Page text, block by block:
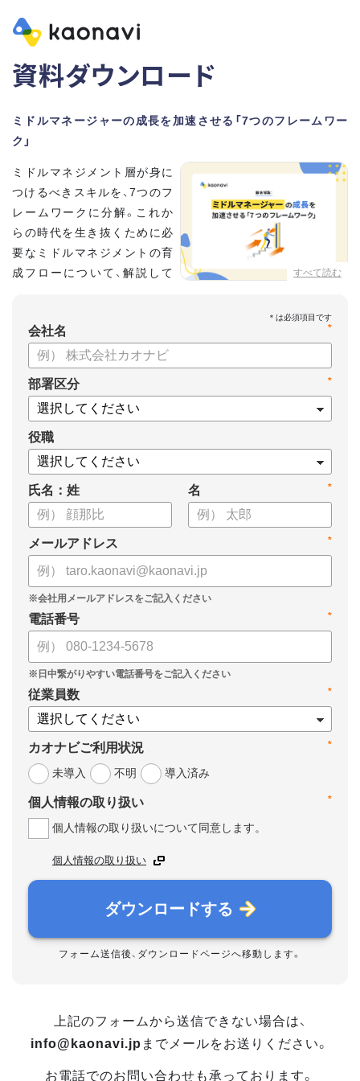
資料ダウンロード
ミドルマネージャーの成長を加速させる「7つのフレームワー
ク」
すべて読む
ミドルマネジメント層が身に
つけるべきスキルを、7つのフ
レームワークに分解。これか
らの時代を生き抜くために必
要なミドルマネジメントの育
成フローについて、解説して
【資料の内容】
・そもそも「マネジメント」とは？
・身につけるべき7つのフレームワーク
・ミドルマネジメント推進上の人事課題
*
会社名
*
部署区分
役職
氏名：姓 *
名
*
メールアドレス
*
電話番号
*
従業員数
*
カオナビご利用状況
未導入
不明 導入済み
*
個人情報の取り扱い
個人情報の取り扱いについて同意します。
個人情報の取り扱い
ダウンロードする
フォーム送信後、ダウンロードページへ移動します。
上記のフォームから送信できない場合は、
info@kaonavi.jp までメールをお送りください。
お電話でのお問い合わせも承っております。